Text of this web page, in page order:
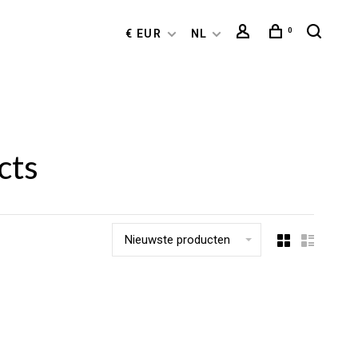
€ EUR NL 0
Nieuwste producten